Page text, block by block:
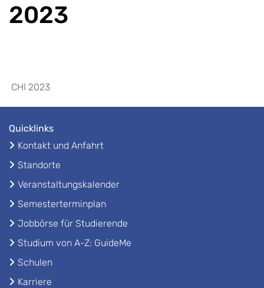
2023
CHI 2023
Quicklinks
Kontakt und Anfahrt
Standorte
Veranstaltungskalender
Semesterterminplan
Jobbörse für Studierende
Studium von A-Z: GuideMe
Schulen
Karriere